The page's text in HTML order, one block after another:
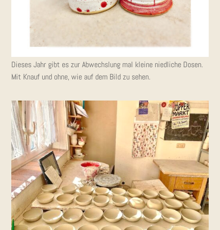
Die­ses Jahr gibt es zur Abwechs­lung mal klei­ne nied­li­che Dosen.
Mit Knauf und ohne, wie auf dem Bild zu sehen.